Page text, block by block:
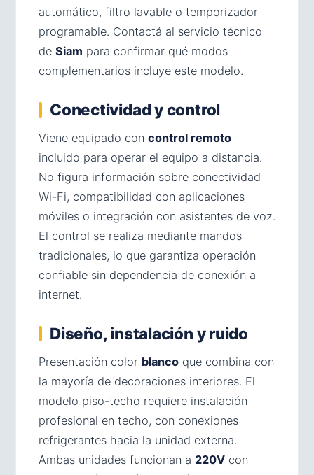
automático, filtro lavable o temporizador
programable. Contactá al servicio técnico
de Siam para confirmar qué modos
complementarios incluye este modelo.
Conectividad y control
Viene equipado con control remoto
incluido para operar el equipo a distancia.
No figura información sobre conectividad
Wi-Fi, compatibilidad con aplicaciones
móviles o integración con asistentes de voz.
El control se realiza mediante mandos
tradicionales, lo que garantiza operación
confiable sin dependencia de conexión a
internet.
Diseño, instalación y ruido
Presentación color blanco que combina con
la mayoría de decoraciones interiores. El
modelo piso-techo requiere instalación
profesional en techo, con conexiones
refrigerantes hacia la unidad externa.
Ambas unidades funcionan a 220V con